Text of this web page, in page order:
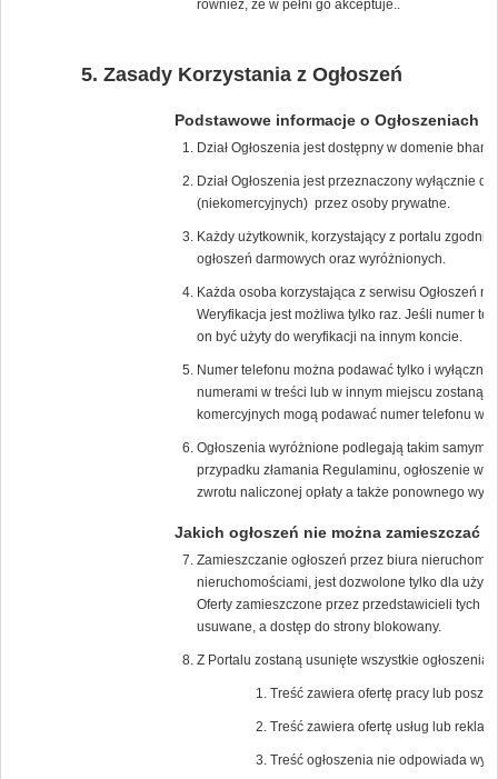
również, że w pełni go akceptuje..
Zasady Korzystania z Ogłoszeń
Podstawowe informacje o Ogłoszeniach
Dział Ogłoszenia jest dostępny w domenie
Dział Ogłoszenia jest przeznaczony wyłącznie
(niekomercyjnych) przez osoby prywatne.
Każdy użytkownik, korzystający z portalu
ogłoszeń darmowych oraz wyróżnionych.
Każda osoba korzystająca z serwisu Ogłoszeń
Weryfikacja jest możliwa tylko raz. Jeśli numer
on być użyty do weryfikacji na innym koncie.
Numer telefonu można podawać tylko i
numerami w treści lub w innym miejscu zostaną
komercyjnych mogą podawać numer telefonu w
Ogłoszenia wyróżnione podlegają takim samym
przypadku złamania Regulaminu, ogłoszenie
zwrotu naliczonej opłaty a także ponownego
Jakich ogłoszeń nie można zamieszczać
Zamieszczanie ogłoszeń przez biura
nieruchomościami, jest dozwolone tylko dla
Oferty zamieszczone przez przedstawicieli tych
usuwane, a dostęp do strony blokowany.
Z Portalu zostaną usunięte wszystkie ogłoszenia,
Treść zawiera ofertę pracy lub
Treść zawiera ofertę usług lub
Treść ogłoszenia nie odpowiada